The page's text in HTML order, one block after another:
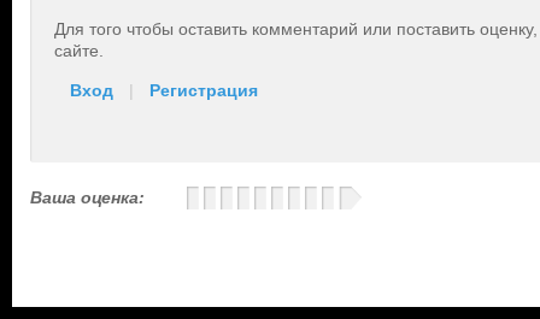
Для того чтобы оставить комментарий или поставить
сайте.
Вход | Регистрация
Ваша оценка: